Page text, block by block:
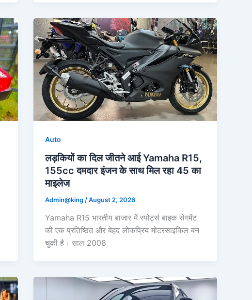
Auto
लड़कियों का दिल जीतने आई Yamaha R15,
155cc दमदार इंजन के साथ मिल रहा 45 का
माइलेज
Admin@king /August 2, 2026
Yamaha R15 भारतीय बाजार में स्पोर्ट्स बाइक सेगमेंट
की एक प्रतिष्ठित और बेहद लोकप्रिय मोटरसाइकिल बन
चुकी है। साल 2008